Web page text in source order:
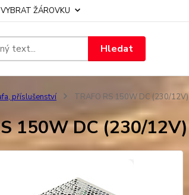
VYBRAT ŽÁROVKU
Hledat
příslušenství TRAFO RS 150W DC (230/12V)
150W DC (230/12V)